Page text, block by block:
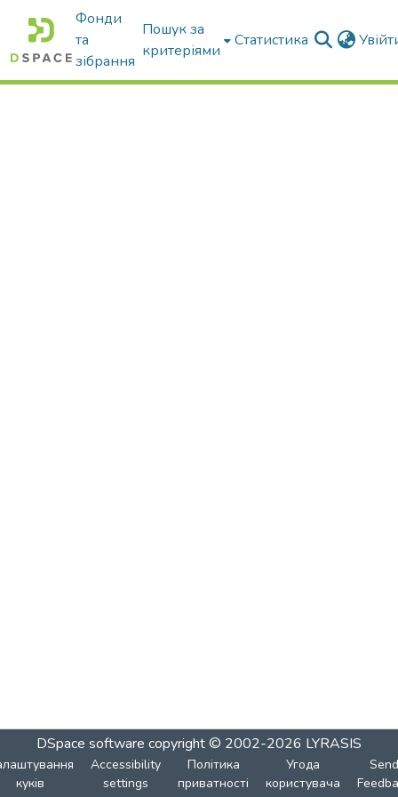
Фонди
та
зібрання
Пошук за
критеріями
Статистика
DSpace software copyright © 2002-2026 LYRASIS
куків
Accessibility
settings
Політика
приватності
Угода
користувача
Send